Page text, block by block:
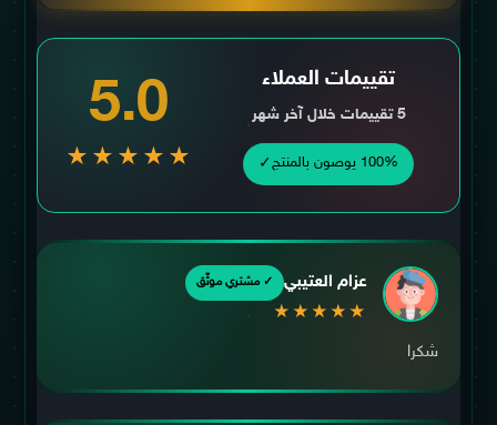
تقييمات العملاء
5 تقييمات خلال آخر شهر
100% يوصون بالمنتج ✓
5.0
★★★★★
عزام العتيبي ✓ مشتري موثّق
★★★★★
شكرا